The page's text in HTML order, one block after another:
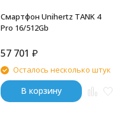
Смартфон Unihertz TANK 4
Pro 16/512Gb
57 701 ₽
Осталось несколько штук
В корзину